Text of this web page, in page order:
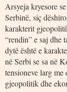
Arsyeja kryesore
Serbinë, siç
karakterit
“rendin” e saj dhe
dytë është e
në Serbi se sa në
tensioneve larg
gjeopolitik dhe